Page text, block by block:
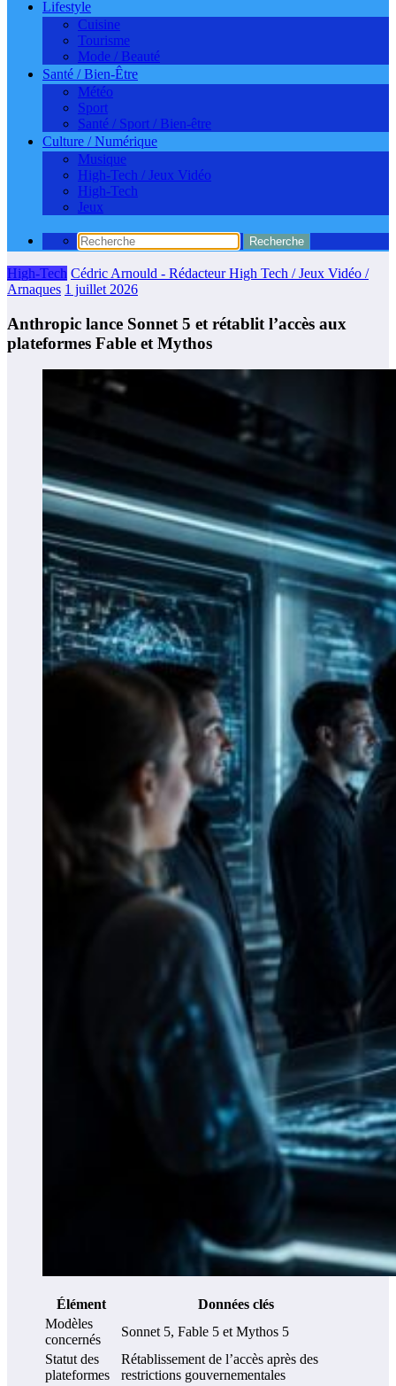
Lifestyle
Cuisine
Tourisme
Mode / Beauté
Santé / Bien-Être
Météo
Sport
Santé / Sport / Bien-être
Culture / Numérique
Musique
High-Tech / Jeux Vidéo
High-Tech
Jeux
High-Tech Cédric Arnould - Rédacteur High Tech / Jeux Vidéo /
Arnaques 1 juillet 2026
Anthropic lance Sonnet 5 et rétablit l’accès aux
plateformes Fable et Mythos
Élément
Données clés
Modèles
concernés
Sonnet 5, Fable 5 et Mythos 5
Statut des
plateformes
Rétablissement de l’accès après des
restrictions gouvernementales